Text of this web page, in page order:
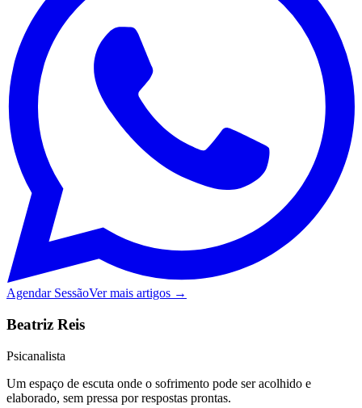
Agendar SessãoVer mais artigos →
Beatriz Reis
Psicanalista
Um espaço de escuta onde o sofrimento pode ser acolhido e
elaborado, sem pressa por respostas prontas.